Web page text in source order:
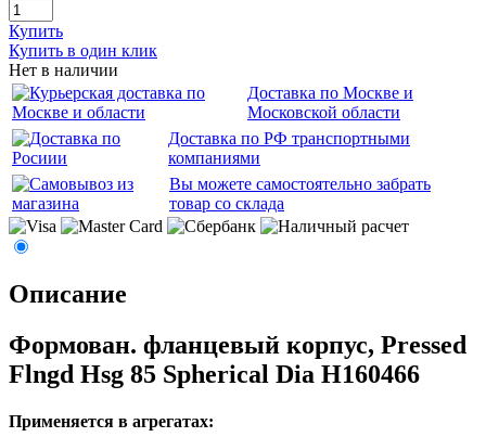
Купить
Купить в один клик
Нет в наличии
Доставка по Москве и
Московской области
Доставка по РФ транспортными
компаниями
Вы можете самостоятельно забрать
товар со склада
Описание
Формован. фланцевый корпус, Pressed
Flngd Hsg 85 Spherical Dia H160466
Применяется в агрегатах: